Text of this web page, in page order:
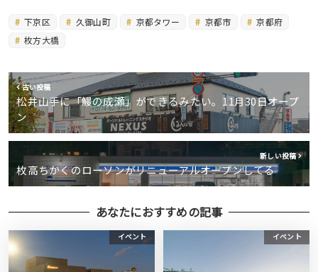
下京区 久御山町 京都タワー 京都市
京都府
枚方大橋
古い投稿
松井山手に「鰻の成瀬」ができるみたい。11月30日オープ
ン
新しい投稿
枚高ちかくのローソンがリニューアルオープンしてる
あなたにおすすめの記事
イベント イベント